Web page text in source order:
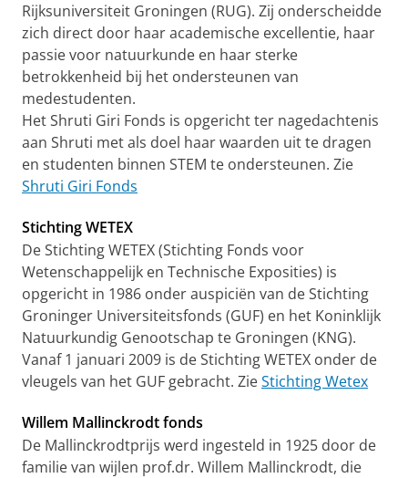
Rijksuniversiteit Groningen (RUG). Zij onderscheidde
zich direct door haar academische excellentie, haar
passie voor natuurkunde en haar sterke
betrokkenheid bij het ondersteunen van
medestudenten.
Het Shruti Giri Fonds is opgericht ter nagedachtenis
aan Shruti met als doel haar waarden uit te dragen
en studenten binnen STEM te ondersteunen. Zie
Shruti Giri Fonds
Stichting WETEX
De Stichting WETEX (Stichting Fonds voor
Wetenschappelijk en Technische Exposities) is
opgericht in 1986 onder auspiciën van de Stichting
Groninger Universiteitsfonds (GUF) en het Koninklijk
Natuurkundig Genootschap te Groningen (KNG).
Vanaf 1 januari 2009 is de Stichting WETEX onder de
vleugels van het GUF gebracht. ZieStichting Wetex
Willem Mallinckrodt fonds
De Mallinckrodtprijs werd ingesteld in 1925 door de
familie van wijlen prof.dr. Willem Mallinckrodt, die